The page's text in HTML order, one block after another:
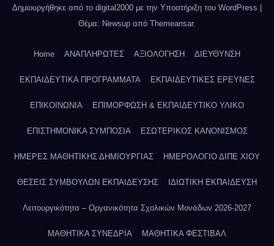
Δημιουργήθηκε από το digital2000 με την Υποστήριξη του WordPress
Θέμα: Newsup από Themeansar.
Home ΑΝΑΠΛΗΡΩΤΕΣ ΑΞΙΟΛΟΓΗΣΗ ΔΙΕΥΘΥΝΣΗ
ΕΚΠΑΙΔΕΥΤΙΚΑ ΠΡΟΓΡΑΜΜΑΤΑ ΕΚΠΑΙΔΕΥΤΙΚΕΣ ΕΡΕΥΝΕΣ
ΕΠΙΚΟΙΝΩΝΙΑ ΕΠΙΜΟΡΦΩΣΗ & ΕΚΠΑΙΔΕΥΤΙΚΟ ΥΛΙΚΟ
ΕΠΙΣΤΗΜΟΝΙΚΑ ΣΥΜΠΟΣΙΑ ΕΣΩΤΕΡΙΚΟΣ ΚΑΝΟΝΙΣΜΟΣ
ΗΜΕΡΕΣ ΜΑΘΗΤΙΚΗΣ ΔΗΜΙΟΥΡΓΙΑΣ ΗΜΕΡΟΛΟΓΙΟ ΔΙΠΕ ΧΙΟΥ
ΘΕΣΕΙΣ ΣΥΜΒΟΥΛΩΝ ΕΚΠΑΙΔΕΥΣΗΣ ΙΔΙΩΤΙΚΗ ΕΚΠΑΙΔΕΥΣΗ
Λειτουργικότητα – Οργανικότητα Σχολικών Μονάδων 2026-2027
ΜΑΘΗΤΙΚΑ ΣΥΝΕΔΡΙΑ ΜΑΘΗΤΙΚΑ ΦΕΣΤΙΒΑΛ